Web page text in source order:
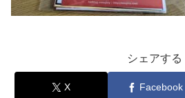
シェアする
X Facebook